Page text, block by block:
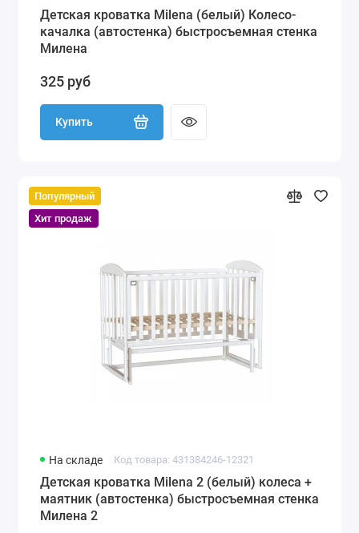
Детская кроватка Milena (белый) Колесо-
качалка (автостенка) быстросъемная стенка
Милена
325 руб
Купить
Популярный
Хит продаж
На складе Код товара: 431384246-12321
Детская кроватка Milena 2 (белый) колеса +
маятник (автостенка) быстросъемная стенка
Милена 2